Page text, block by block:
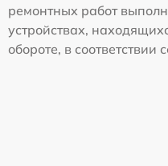
ремонтных работ
устройствах,
обороте, в соответствии